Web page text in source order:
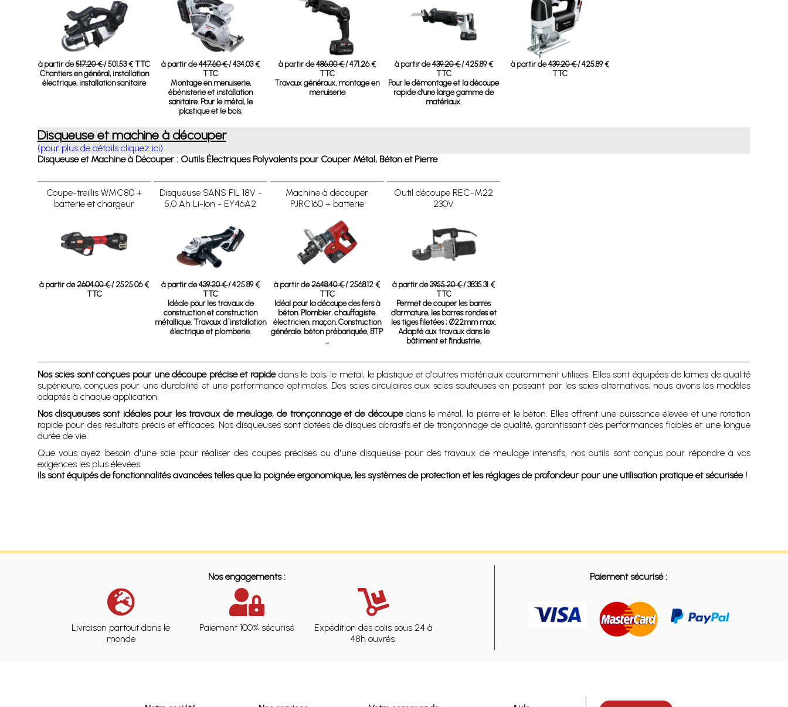
à partir de517.20 €/ 501.53 € TTC
Chantiers en général, installation
électrique, installation sanitaire
à partir de447.60 €/ 434.03 €
TTC
Montage en menuiserie,
ébénisterie et installation
sanitaire. Pour le métal, le
plastique et le bois.
à partir de486.00 €/ 471.26 €
TTC
Travaux généraux, montage en
menuiserie
à partir de439.20 €/ 425.89 €
TTC
Pour le démontage et la découpe
rapide d’une large gamme de
matériaux.
à partir de439.20 €/ 425.89 €
TTC
Disqueuse et machine à découper
(pour plus de détails cliquez ici)
Disqueuse et Machine à Découper : Outils Électriques Polyvalents pour Couper Métal, Béton et Pierre
Coupe-treillis WMC80 +
batterie et chargeur
à partir de2604.00 €/ 2525.06 €
TTC
Disqueuse SANS FIL 18V -
5,0 Ah Li-Ion - EY46A2
à partir de439.20 €/ 425.89 €
TTC
Idéale pour les travaux de
construction et construction
métallique. Travaux d`installation
électrique et plomberie.
Machine à découper
PJRC160 + batterie
à partir de2648.40 €/ 2568.12 €
TTC
Idéal pour la découpe des fers à
béton. Plombier. chauffagiste.
électricien. maçon. Construction
générale. béton prébariquée, BTP
...
Outil découpe REC-M22
230V
à partir de3955.20 €/ 3835.31 €
TTC
Permet de couper les barres
d'armature, les barres rondes et
les tiges filetées ; Ø22mm max.
Adapté aux travaux dans le
bâtiment et l'industrie.
Nos scies sont conçues pour une découpe précise et rapide dans le bois, le métal, le plastique et d'autres matériaux couramment utilisés. Elles sont équipées de lames de qualité
supérieure, conçues pour une durabilité et une performance optimales. Des scies circulaires aux scies sauteuses en passant par les scies alternatives, nous avons les modèles
adaptés à chaque application.
Nos disqueuses sont idéales pour les travaux de meulage, de tronçonnage et de découpe dans le métal, la pierre et le béton. Elles offrent une puissance élevée et une rotation
rapide pour des résultats précis et efficaces. Nos disqueuses sont dotées de disques abrasifs et de tronçonnage de qualité, garantissant des performances fiables et une longue
durée de vie.
Que vous ayez besoin d'une scie pour réaliser des coupes précises ou d'une disqueuse pour des travaux de meulage intensifs, nos outils sont conçus pour répondre à vos
exigences les plus élevées.
Ils sont équipés de fonctionnalités avancées telles que la poignée ergonomique, les systèmes de protection et les réglages de profondeur pour une utilisation pratique et sécurisée !
Nos engagements :
Livraison partout dans le
monde
Paiement 100% sécurisé
Expédition des colis sous 24 à
48h ouvrés.
Paiement sécurisé :